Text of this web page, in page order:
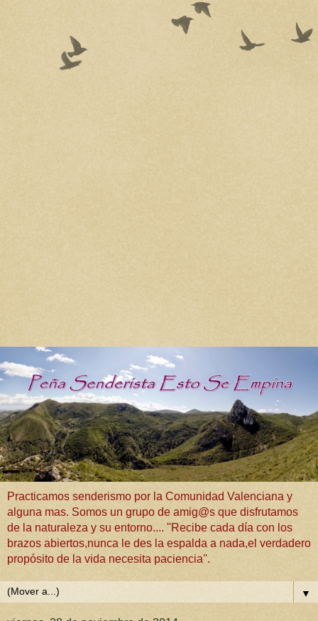
Practicamos senderismo por la Comunidad Valenciana y
alguna mas. Somos un grupo de amig@s que disfrutamos
de la naturaleza y su entorno.... ''Recibe cada día con los
brazos abiertos,nunca le des la espalda a nada,el verdadero
propósito de la vida necesita paciencia''.
▼